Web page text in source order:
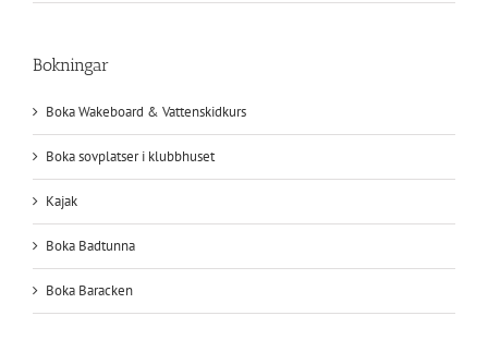
Bokningar
Boka Wakeboard & Vattenskidkurs
Boka sovplatser i klubbhuset
Kajak
Boka Badtunna
Boka Baracken